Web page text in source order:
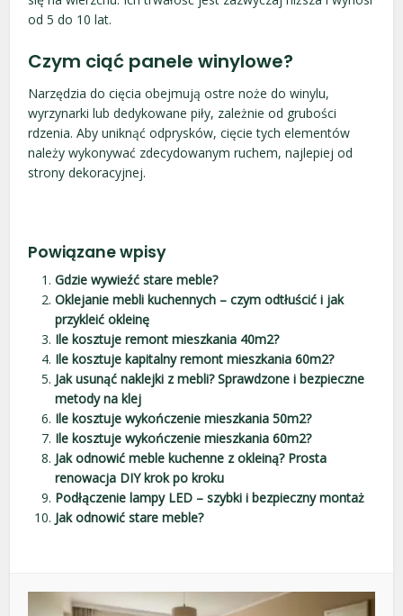
od 5 do 10 lat.
Czym ciąć panele winylowe?
Narzędzia do cięcia obejmują ostre noże do winylu,
wyrzynarki lub dedykowane piły, zależnie od grubości
rdzenia. Aby uniknąć odprysków, cięcie tych elementów
należy wykonywać zdecydowanym ruchem, najlepiej od
strony dekoracyjnej.
Powiązane wpisy
Gdzie wywieźć stare meble?
Oklejanie mebli kuchennych – czym odtłuścić i jak
przykleić okleinę
Ile kosztuje remont mieszkania 40m2?
Ile kosztuje kapitalny remont mieszkania 60m2?
Jak usunąć naklejki z mebli? Sprawdzone i bezpieczne
metody na klej
Ile kosztuje wykończenie mieszkania 50m2?
Ile kosztuje wykończenie mieszkania 60m2?
Jak odnowić meble kuchenne z okleiną? Prosta
renowacja DIY krok po kroku
Podłączenie lampy LED – szybki i bezpieczny montaż
Jak odnowić stare meble?